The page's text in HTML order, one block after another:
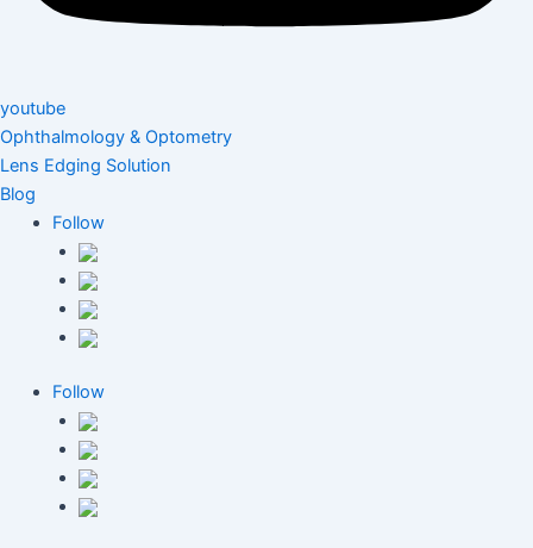
youtube
Ophthalmology & Optometry
Lens Edging Solution
Blog
Follow
Follow